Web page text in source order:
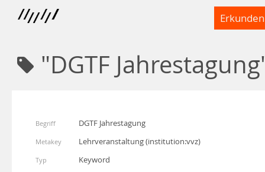
Erkunden
"DGTF
Begriff DGTF Jahrestagung
Metakey Lehrveranstaltung(institution:vvz)
Typ Keyword